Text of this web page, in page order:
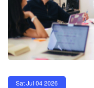
Sat Jul 04 2026